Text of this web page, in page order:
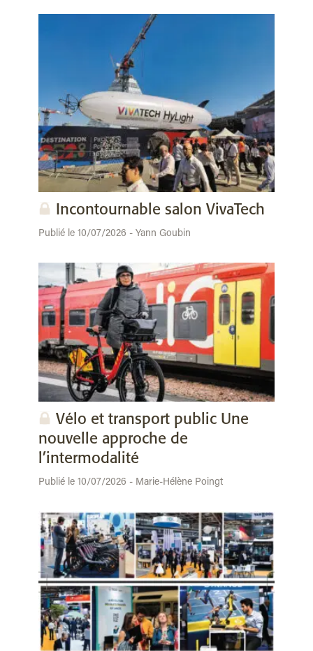
Incontournable salon VivaTech
Publié le 10/07/2026 - Yann Goubin
Vélo et transport public Une
nouvelle approche de
l’intermodalité
Publié le 10/07/2026 - Marie-Hélène Poingt